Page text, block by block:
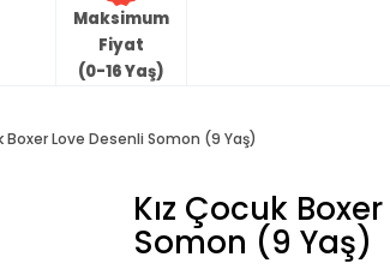
Maksimum
Fiyat
(0-16 Yaş)
Boxer Love Desenli Somon (9 Yaş)
Kız Çocuk
Somon (9 Yaş)